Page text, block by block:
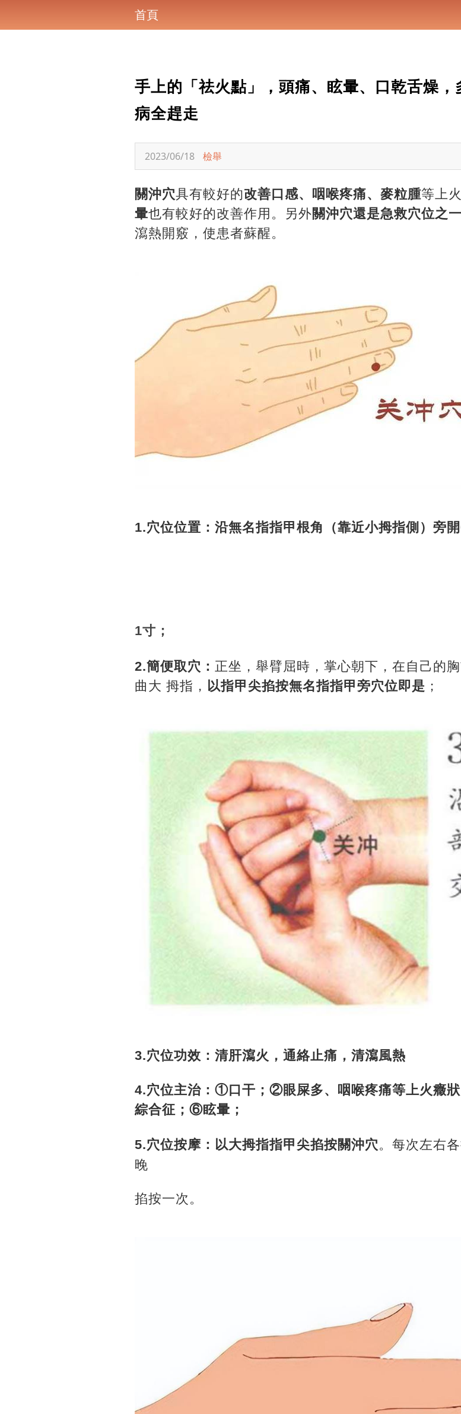
首頁
手上的「祛火點」，頭痛、眩暈、口乾舌燥
病全趕走
2023/06/18 檢舉
關沖穴具有較好的改善口感、咽喉疼痛、麥粒腫等上
暈也有較好的改善作用。另外關沖穴還是急救穴位之一
瀉熱開竅，使患者蘇醒。
1.穴位位置：沿無名指指甲根角（靠近小拇指側）旁
1寸；
2.簡便取穴： 正坐，舉臂屈時，掌心朝下，在自己的
曲大 拇指， 以指甲尖掐按無名指指甲旁穴位即是 ；
3.穴位功效：清肝瀉火， 通絡止痛，清瀉風熱
4.穴位主治：①口干；②眼屎多、咽喉疼痛等上火癥
綜合征；⑥眩暈；
5.穴位按摩：以大拇指指甲尖掐按關沖穴。每次左右
晚
掐按一次。